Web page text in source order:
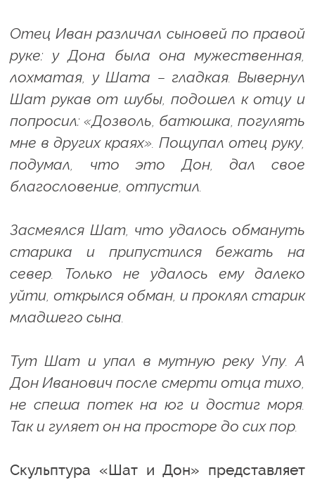
Отец Иван различал сыновей по правой
руке: у Дона была она мужественная,
лохматая, у Шата – гладкая. Вывернул
Шат рукав от шубы, подошел к отцу и
попросил: «Дозволь, батюшка, погулять
мне в других краях». Пощупал отец руку,
подумал, что это Дон, дал свое
благословение, отпустил.
Засмеялся Шат, что удалось обмануть
старика и припустился бежать на
север. Только не удалось ему далеко
уйти, открылся обман, и проклял старик
младшего сына.
Тут Шат и упал в мутную реку Упу. А
Дон Иванович после смерти отца тихо,
не спеша потек на юг и достиг моря.
Так и гуляет он на просторе до сих пор.
Скульптура «Шат и Дон» представляет